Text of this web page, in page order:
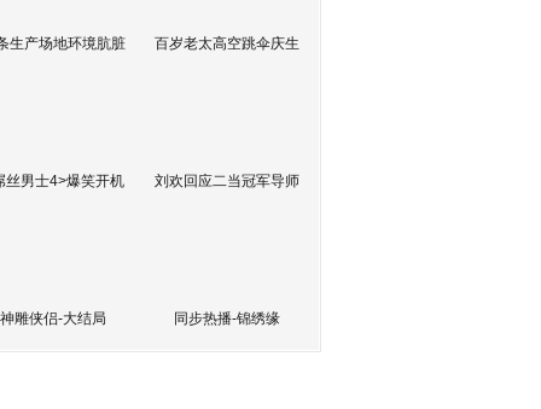
生产场地环境肮脏 百岁老太高空跳伞庆生
丝男士4>爆笑开机 刘欢回应二当冠军导师
神雕侠侣-大结局 同步热播-锦绣缘